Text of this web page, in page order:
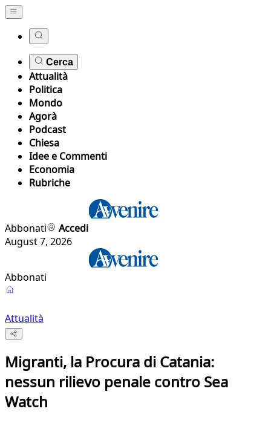
Cerca
Attualità
Politica
Mondo
Agorà
Podcast
Chiesa
Idee e Commenti
Economia
Rubriche
Abbonati
Accedi
August 7, 2026
Abbonati
Attualità
Migranti, la Procura di Catania:
nessun rilievo penale contro Sea
Watch